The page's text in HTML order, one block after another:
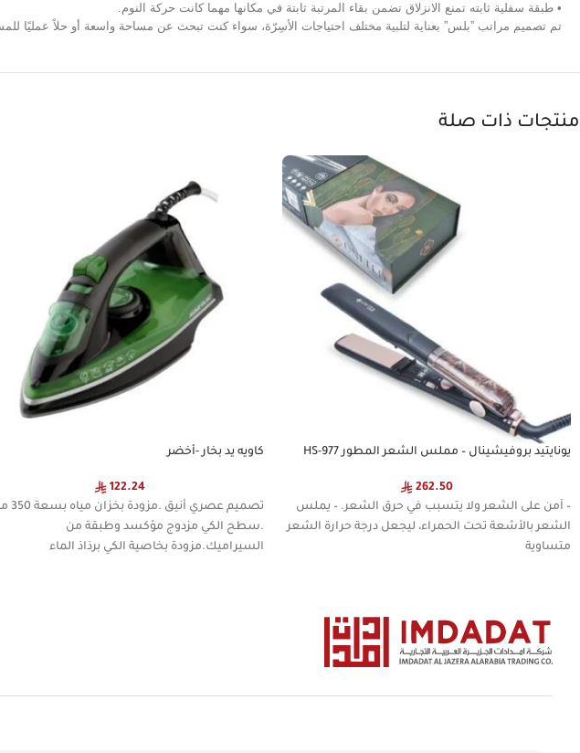
• طبقة سفلية ثابته تمنع الانزلاق تضمن بقاء المرتبة ثابتة في مكانها مهما كانت حركة النوم.
تم تصميم مراتب ”بلس” بعناية لتلبية مختلف احتياجات الأسِرّة، سواء كنت تبحث عن مساحة واسعة أو حلاً عمليًا
منتجات ذات صلة
يونايتيد بروفيشينال – مملس الشعر المطور HS-977
262.50
– آمن على الشعر ولا يتسبب في حرق الشعر. – يملس
الشعر بالأشعة تحت الحمراء، ليجعل درجة حرارة الشعر
متساوية
كاويه يد بخار -أخضر
122.24
تصميم عصري أنيق
.سطح الكي مزدوج مؤكسد وطبقة من
السيراميك.مزودة بخاصية الكي برذاذ الماء